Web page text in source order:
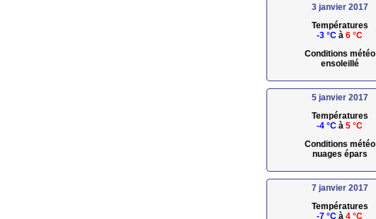
3 janvier 2017
Températures
-3 °C à 6 °C
Conditions météo
ensoleillé
5 janvier 2017
Températures
-4 °C à 5 °C
Conditions météo
nuages épars
7 janvier 2017
Températures
-7 °C à 4 °C